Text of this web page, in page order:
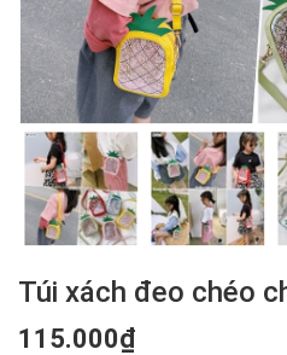
Túi xách đeo chéo
115.000₫